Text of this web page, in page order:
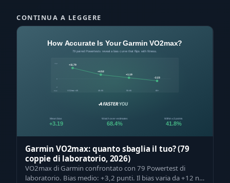
CONTINUA A LEGGERE
Garmin VO2max: quanto sbaglia il tuo? (79
coppie di laboratorio, 2026)
VO2max di Garmin confrontato con 79 Powertest di
laboratorio. Bias medio: +3,2 punti. Il bias varia da +12 nei